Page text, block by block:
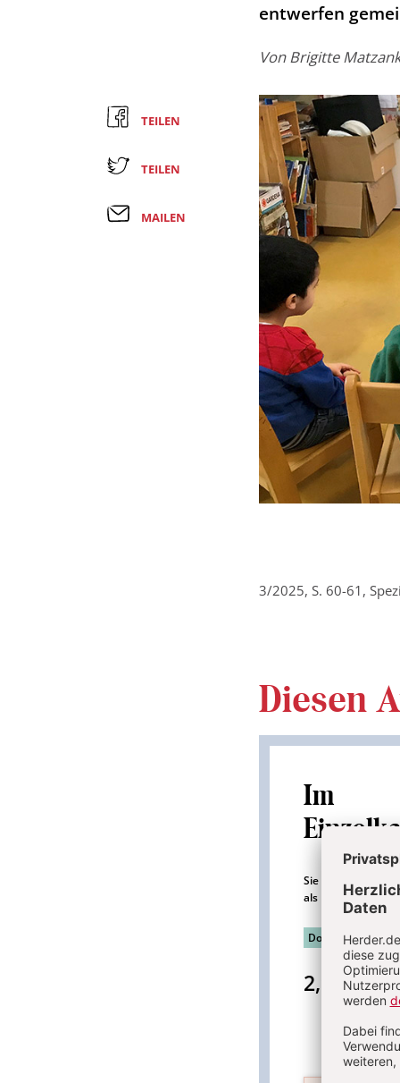
entwerfen
VonBrigitte
3/2025, S. 60-61,
Diesen
Im
Sie erhalten
als PDF-Datei.
Download sofort
2,95 €inkl.
TEILEN
TEILEN
MAILEN